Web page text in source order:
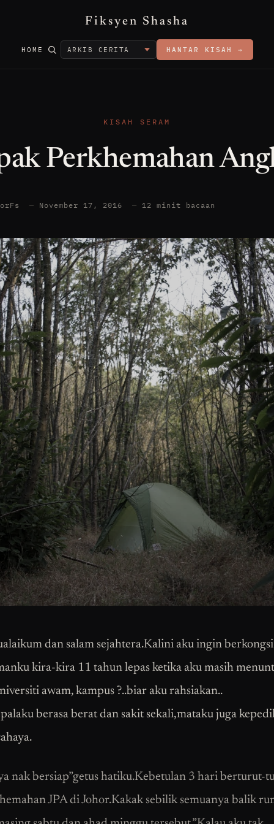
Fiksyen Shasha
HOME HANTAR KISAH →
KISAH SERAM
Perkhemahan
— November 17, 2016 — 12 minit bacaan
dan salam sejahtera.Kalini aku ingin berkongsi
kira-kira 11 tahun lepas ketika aku masih
awam, kampus ?..biar aku rahsiakan..
berasa berat dan sakit sekali,mataku juga
nak bersiap”getus hatiku.Kebetulan 3 hari berturut-
JPA di Johor.Kakak sebilik semuanya balik